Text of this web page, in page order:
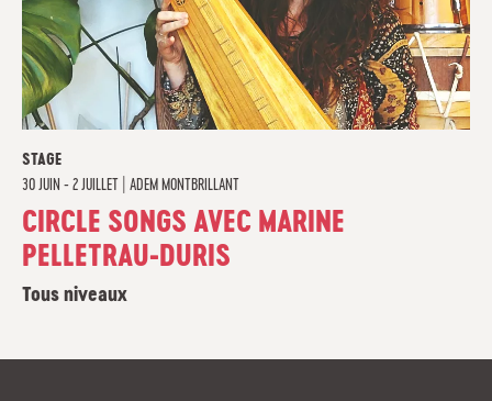
STAGE
30 JUIN - 2 JUILLET
ADEM MONTBRILLANT
CIRCLE SONGS AVEC MARINE
PELLETRAU-DURIS
Tous niveaux